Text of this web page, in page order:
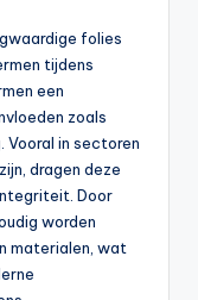
folies
tijdens
een
zoals
in sectoren
dragen deze
Door
worden
materialen, wat